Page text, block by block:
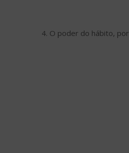
4. O poder do hábito,